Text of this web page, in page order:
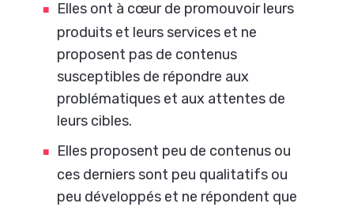
Elles ont à cœur de promouvoir leurs
produits et leurs services et ne
proposent pas de contenus
susceptibles de répondre aux
problématiques et aux attentes de
leurs cibles.
Elles proposent peu de contenus ou
ces derniers sont peu qualitatifs ou
peu développés et ne répondent que